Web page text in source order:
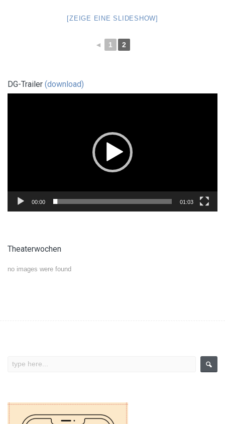
[ZEIGE EINE SLIDESHOW]
◄ 1 2
DG-Trailer (download)
00:00 01:03
Theaterwochen
no images were found